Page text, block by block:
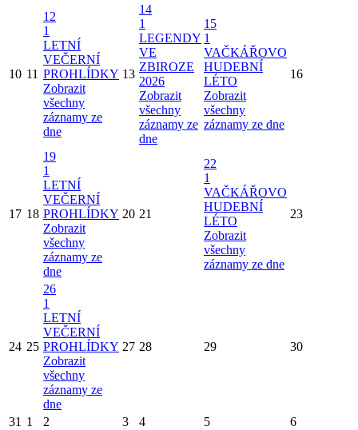
10 11
12
1
LETNÍ
VEČERNÍ
PROHLÍDKY
Zobrazit
všechny
záznamy ze
dne
13
14
1
LEGENDY
VE
ZBIROZE
2026
Zobrazit
všechny
záznamy ze
dne
15
1
VAČKÁŘOVO
HUDEBNÍ
LÉTO
Zobrazit
všechny
záznamy ze dne
16
17 18
19
1
LETNÍ
VEČERNÍ
PROHLÍDKY
Zobrazit
všechny
záznamy ze
dne
20 21
22
1
VAČKÁŘOVO
HUDEBNÍ
LÉTO
Zobrazit
všechny
záznamy ze dne
23
24 25
26
1
LETNÍ
VEČERNÍ
PROHLÍDKY
Zobrazit
všechny
záznamy ze
dne
27 28 29 30
31 1 2 3 4 5 6